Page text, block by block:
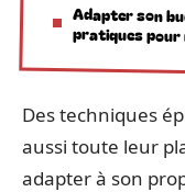
Adapter son
pratiques
Des techniques
aussi toute leur
adapter à son